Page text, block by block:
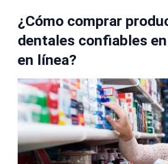
¿Cómo comprar
dentales confiables
en línea?